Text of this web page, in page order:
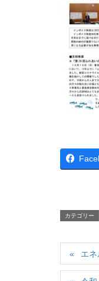
カテゴリー
エ